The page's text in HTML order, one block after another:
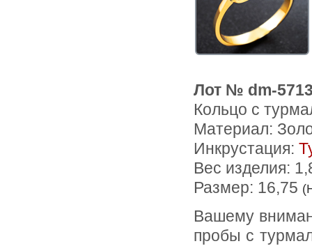
Лот № dm-
Кольцо с
Материал:
Инкрустация:
Вес изделия:
Размер: 16,75
Вашему вниманию предлагается кольцо из желтого золота 585
пробы с